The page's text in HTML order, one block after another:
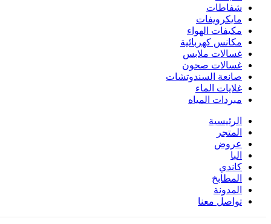
شفاطات
مايكرويفات
مكيفات الهواء
مكانس كهربائية
غسالات ملابس
غسالات صحون
صانعة السندوتشات
غلايات الماء
مبردات المياه
الرئيسية
المتجر
عروض
البا
كاندي
المطابخ
المدونة
تواصل معنا